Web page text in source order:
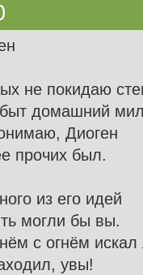
не покидаю
домашний
Диоген
прочих был.
из его идей
могли бы вы.
с огнём
увы!